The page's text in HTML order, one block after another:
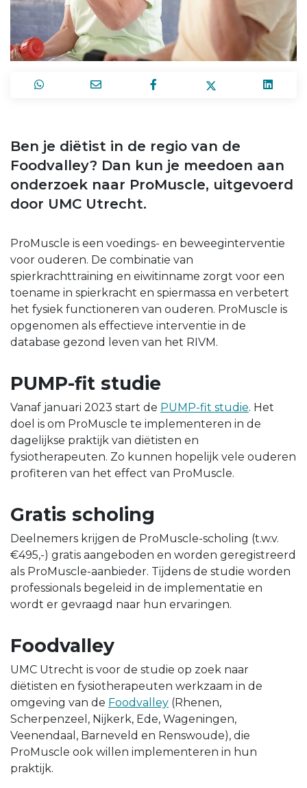
Ben je diëtist in de regio van de
Foodvalley? Dan kun je meedoen aan
onderzoek naar ProMuscle, uitgevoerd
door UMC Utrecht.
ProMuscle is een voedings- en beweeginterventie
voor ouderen. De combinatie van
spierkrachttraining en eiwitinname zorgt voor een
toename in spierkracht en spiermassa en verbetert
het fysiek functioneren van ouderen. ProMuscle is
opgenomen als effectieve interventie in de
database gezond leven van het RIVM.
PUMP-fit studie
Vanaf januari 2023 start de PUMP-fit studie. Het
doel is om ProMuscle te implementeren in de
dagelijkse praktijk van diëtisten en
fysiotherapeuten. Zo kunnen hopelijk vele ouderen
profiteren van het effect van ProMuscle.
Gratis scholing
Deelnemers krijgen de ProMuscle-scholing (t.w.v.
€495,-) gratis aangeboden en worden geregistreerd
als ProMuscle-aanbieder. Tijdens de studie worden
professionals begeleid in de implementatie en
wordt er gevraagd naar hun ervaringen.
Foodvalley
UMC Utrecht is voor de studie op zoek naar
diëtisten en fysiotherapeuten werkzaam in de
omgeving van de Foodvalley (Rhenen,
Scherpenzeel, Nijkerk, Ede, Wageningen,
Veenendaal, Barneveld en Renswoude), die
ProMuscle ook willen implementeren in hun
praktijk.